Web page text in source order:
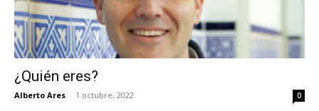
¿Quién eres?
Alberto Ares - 1 octubre, 2022 0